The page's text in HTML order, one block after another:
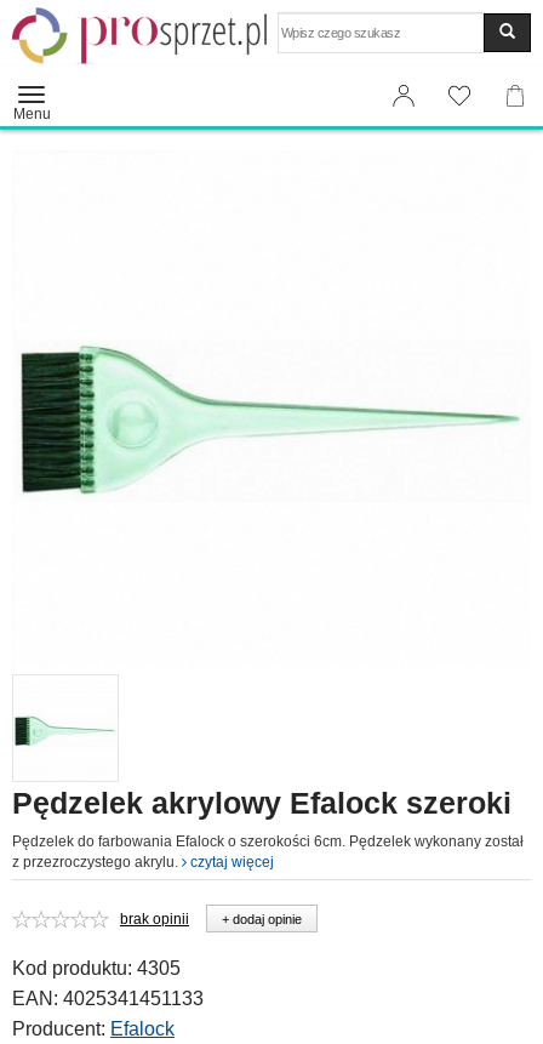
Menu
Pędzelek akrylowy Efalock szeroki
Pędzelek do farbowania Efalock o szerokości 6cm. Pędzelek wykonany został
z przezroczystego akrylu.
czytaj więcej
brak opinii + dodaj opinie
Kod produktu: 4305
EAN: 4025341451133
Producent: Efalock